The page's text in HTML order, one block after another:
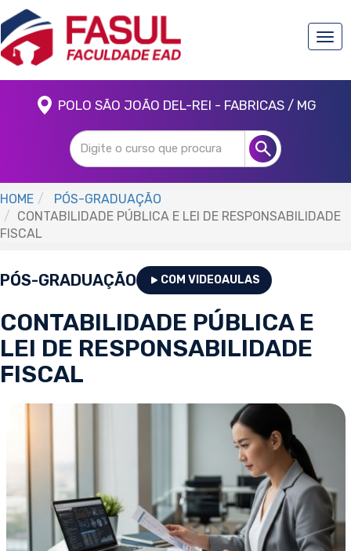
POLO SÃO JOÃO DEL-REI - FABRICAS / MG
HOME
PÓS-GRADUAÇÃO
CONTABILIDADE PÚBLICA E LEI DE RESPONSABILIDADE
FISCAL
PÓS-GRADUAÇÃO COM VIDEOAULAS
CONTABILIDADE PÚBLICA E
LEI DE RESPONSABILIDADE
FISCAL